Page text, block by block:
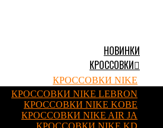
НОВИНКИ
КРОССОВКИ
КРОССОВКИ NIKE
КРОССОВКИ NIKE LEBRON
КРОССОВКИ NIKE KOBE
КРОССОВКИ NIKE AIR JA
КРОССОВКИ NIKE KD